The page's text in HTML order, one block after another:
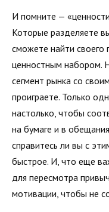
И помните —
Которые разделяете
сможете найти своего
ценностным набором.
сегмент рынка со
проиграете. Только
настолько, чтобы
на бумаге и в
справитесь ли вы с
быстрое. И, что еще
для пересмотра
мотивации, чтобы не